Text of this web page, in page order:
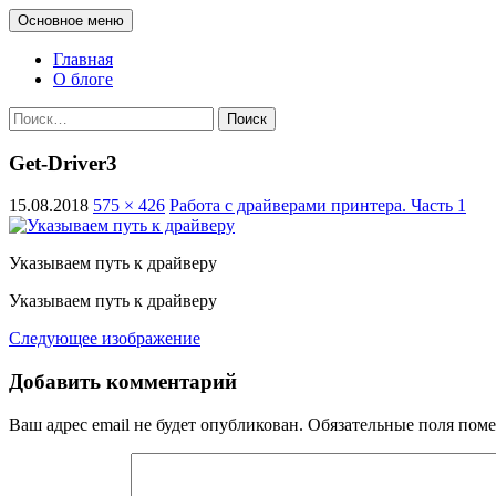
Перейти
к
содержимому
administra.top
Поиск
Основное меню
Главная
О блоге
Найти:
Get-Driver3
15.08.2018 575 × 426 Работа с драйверами принтера. Часть 1
Указываем путь к драйверу
Указываем путь к драйверу
Следующее изображение
Добавить комментарий
Ваш адрес email не будет опубликован. Обязательные поля